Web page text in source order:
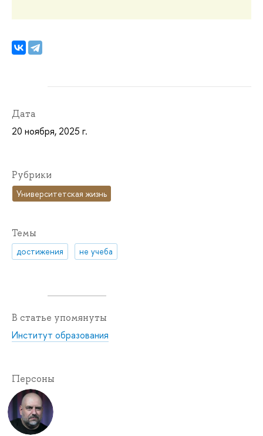
Дата
20 ноября, 2025 г.
Рубрики
Университетская жизнь
Темы
достижения не учеба
В статье упомянуты
Институт образования
Персоны